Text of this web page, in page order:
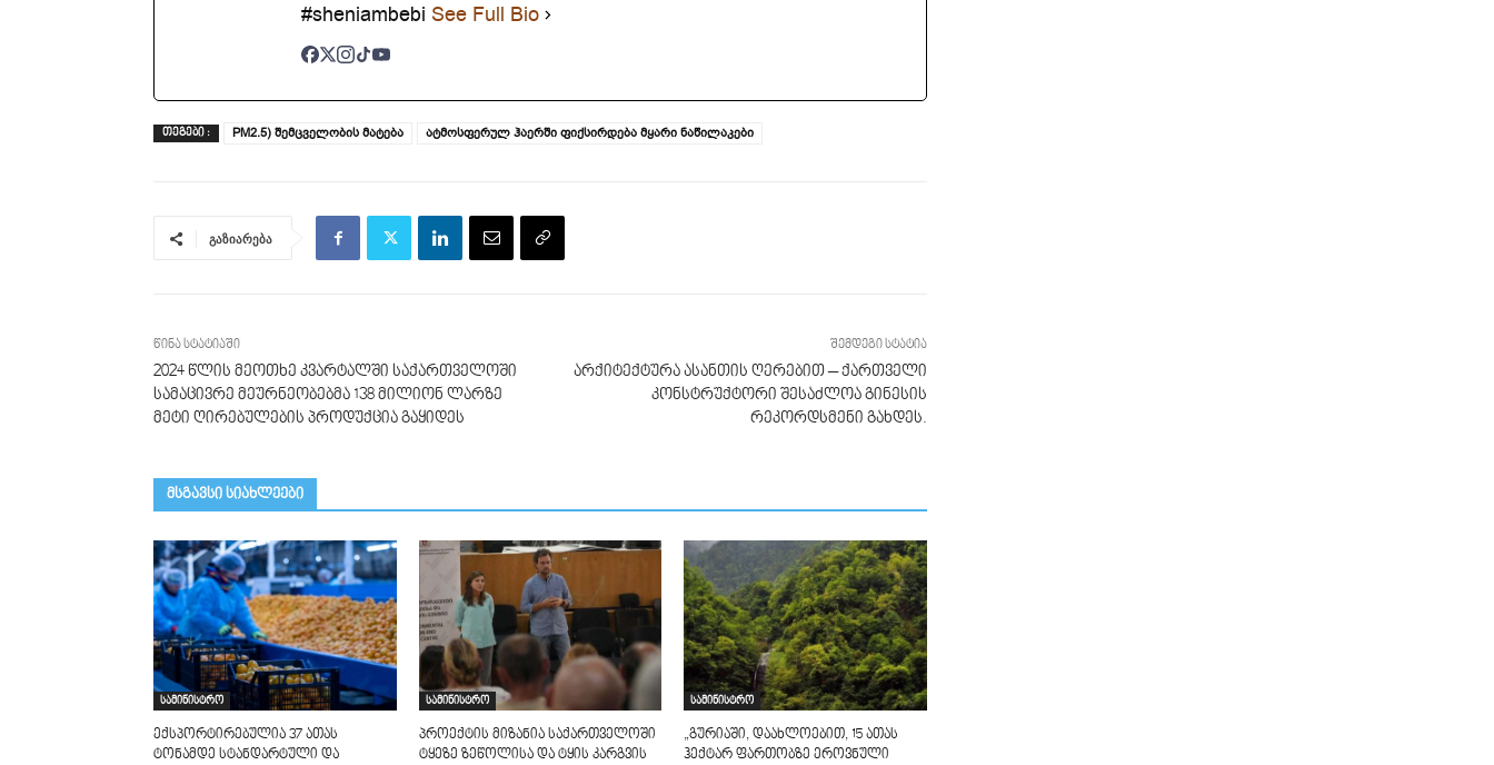
#sheniambebi See Full Bio
ᲗᲔᲒᲔᲑᲘ : PM2.5) შემცველობის მატება ატმოსფერულ ჰაერში ფიქსირდება მყარი ნაწილაკები
გაზიარება
წინა სტატიაში
2024 წლის მეოთხე კვარტალში საქართველოში
სამაცივრე მეურნეობებმა 138 მილიონ ლარზე
მეტი ღირებულების პროდუქცია გაყიდეს
შემდეგი სტატია
არქიტექტურა ასანთის ღერებით – ქართველი
კონსტრუქტორი შესაძლოა გინესის
რეკორდსმენი გახდეს.
მსგავსი სიახლეები
სამინისტრო
ექსპორტირებულია 37 ათას
ტონამდე სტანდარტული და
სამინისტრო
პროექტის მიზანია საქართველოში
ტყეზე ზეწოლისა და ტყის კარგვის
სამინისტრო
„გურიაში, დაახლოებით, 15 ათას
ჰექტარ ფართობზე ეროვნული